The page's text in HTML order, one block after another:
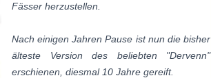
Fässer herzustellen.
Nach einigen Jahren Pause ist nun die bisher
älteste Version des beliebten "Dervenn"
erschienen, diesmal 10 Jahre gereift.